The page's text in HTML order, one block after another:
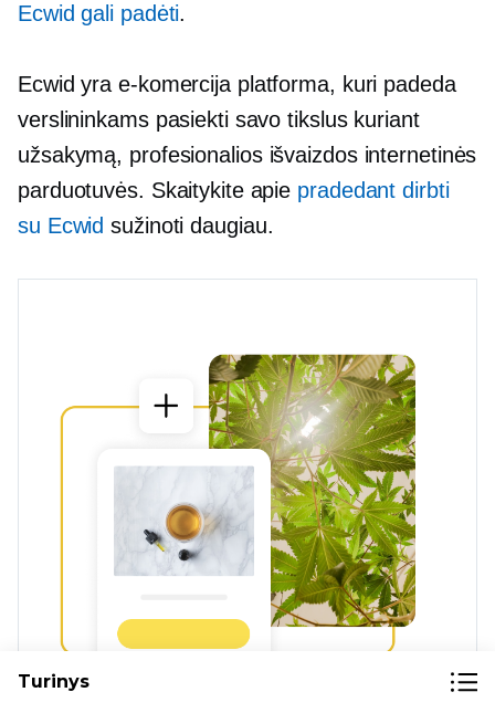
Ecwid gali padėti.
Ecwid yrae-komercijaplatforma, kuri padeda
verslininkams pasiekti savo tikslus kuriant
užsakymą, profesionalios išvaizdosinternetinės
parduotuvės. Skaitykite apie pradedant dirbti
su Ecwid sužinoti daugiau.
Turinys